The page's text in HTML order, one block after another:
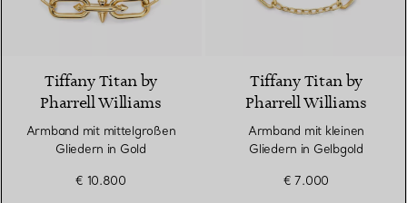
Tiffany Titan by
Pharrell Williams
Armband mit mittelgroßen
Gliedern in Gold
€ 10.800
Tiffany Titan by
Pharrell Williams
Armband mit kleinen
Gliedern in Gelbgold
€ 7.000